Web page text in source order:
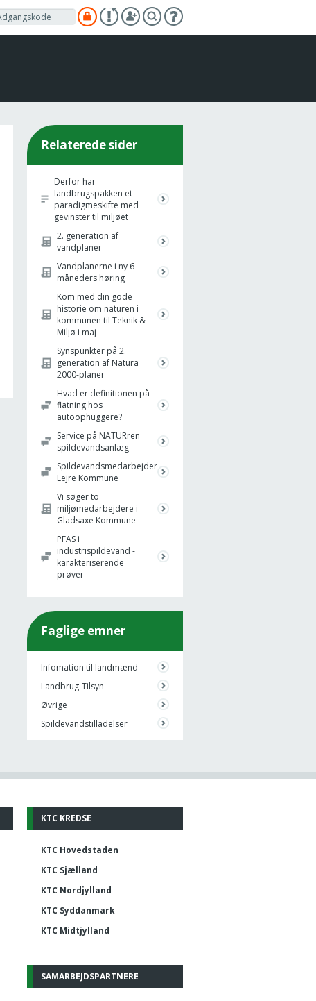
Relaterede sider
Derfor har
landbrugspakken et
paradigmeskifte med
gevinster til miljøet
2. generation af
vandplaner
Vandplanerne i ny 6
måneders høring
Kom med din gode
historie om naturen i
kommunen til Teknik &
Miljø i maj
Synspunkter på 2.
generation af Natura
2000-planer
Hvad er definitionen på
flatning hos
autoophuggere?
Service på NATURren
spildevandsanlæg
Spildevandsmedarbejder
Lejre Kommune
Vi søger to
miljømedarbejdere i
Gladsaxe Kommune
PFAS i
industrispildevand -
karakteriserende
prøver
Faglige emner
Infomation til landmænd
Landbrug-Tilsyn
Øvrige
Spildevandstilladelser
KTC KREDSE
KTC Hovedstaden
KTC Sjælland
KTC Nordjylland
KTC Syddanmark
KTC Midtjylland
SAMARBEJDSPARTNERE